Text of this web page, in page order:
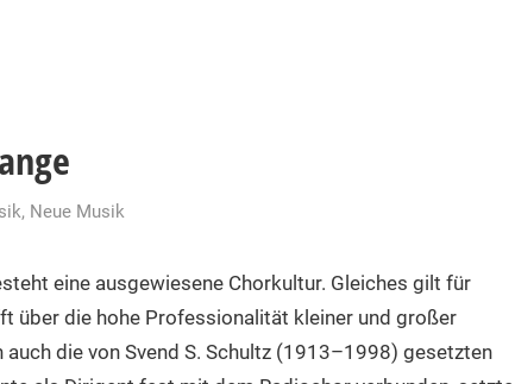
, Neue Musik
eine ausgewiesene Chorkultur. Gleiches gilt für
über die hohe Professionalität kleiner und großer
die von Svend S. Schultz (1913–1998) gesetzten